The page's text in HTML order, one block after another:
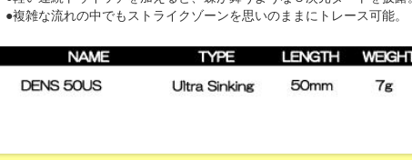
●複雑な流れの中でもストライクゾーンを思いのままにトレース可能。